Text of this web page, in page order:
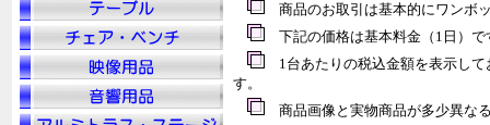
商品のお取引は基本的にワンボ
下記の価格は基本料金（1日）で
1台あたりの税込金額を表示して
す。
商品画像と実物商品が多少異な